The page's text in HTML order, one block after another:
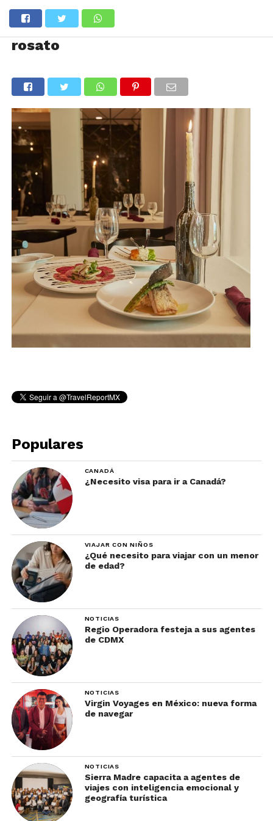
rosato
Populares
CANADÁ
¿Necesito visa para ir a Canadá?
VIAJAR CON NIÑOS
¿Qué necesito para viajar con un menor
de edad?
NOTICIAS
Regio Operadora festeja a sus agentes
de CDMX
NOTICIAS
Virgin Voyages en México: nueva forma
de navegar
NOTICIAS
Sierra Madre capacita a agentes de
viajes con inteligencia emocional y
geografía turística